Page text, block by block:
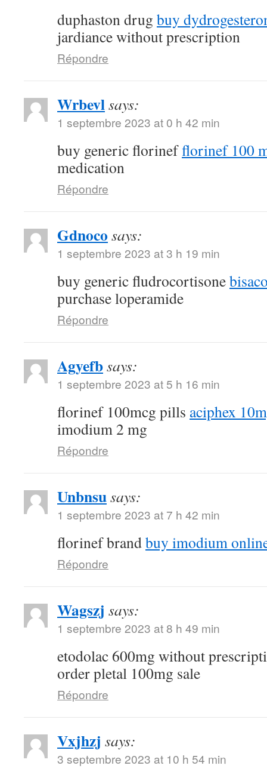
duphaston drug buy
jardiance without prescription
Répondre
Wrbevlsays:
1 septembre 2023 at 0 h 42 min
buy generic florinefflorinef 100
medication
Répondre
Gdnoco says:
1 septembre 2023 at 3 h 19 min
buy generic fludrocortisone
purchase loperamide
Répondre
Agyefbsays:
1 septembre 2023 at 5 h 16 min
florinef 100mcg pills aciphex
imodium 2 mg
Répondre
Unbnsusays:
1 septembre 2023 at 7 h 42 min
florinef brandbuy imodium
Répondre
Wagszj says:
1 septembre 2023 at 8 h 49 min
etodolac 600mg without
order pletal 100mg sale
Répondre
Vxjhzj says:
3 septembre 2023 at 10 h 54 min